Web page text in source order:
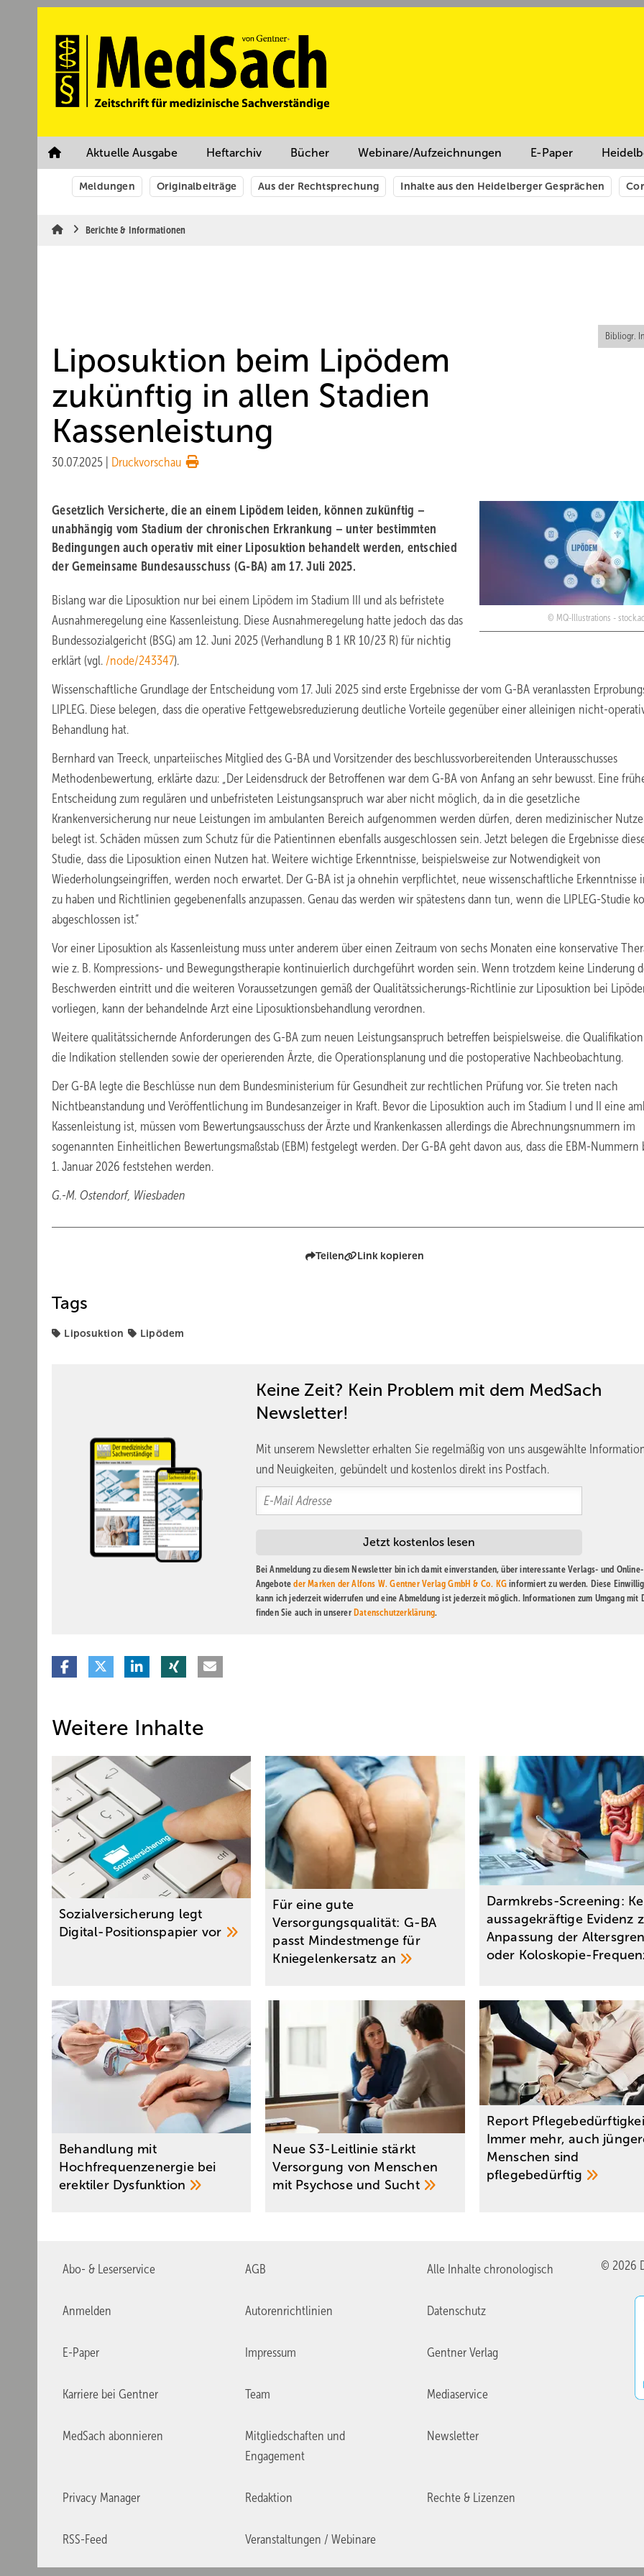
Aktuelle Ausgabe Heftarchiv Bücher Webinare/Aufzeichnungen E-Paper
Meldungen Originalbeiträge Aus der Rechtsprechung Inhalte aus den Heidelberger Gesprächen
Berichte & Informationen
Bibliogr.
Liposuktion beim Lipödem
zukünftig in allen Stadien
Kassenleistung
30.07.2025 Druckvorschau
MQ-Illustrations -
Gesetzlich Versicherte, die an einem Lipödem leiden, können zukünftig –
unabhängig vom Stadium der chronischen Erkrankung – unter bestimmten
Bedingungen auch operativ mit einer Liposuktion behandelt werden, entschied
der Gemeinsame Bundesausschuss (G-BA) am 17. Juli 2025.
Bislang war die Liposuktion nur bei einem Lipödem im Stadium III und als befristete
Ausnahmeregelung eine Kassenleistung. Diese Ausnahmeregelung hatte jedoch das das
Bundessozialgericht (BSG) am 12. Juni 2025 (Verhandlung B 1 KR 10/23 R) für nichtig
erklärt (vgl. /node/243347).
Wissenschaftliche Grundlage der Entscheidung vom 17. Juli 2025 sind erste Ergebnisse der vom G-BA veranlassten
LIPLEG. Diese belegen, dass die operative Fettgewebsreduzierung deutliche Vorteile gegenüber einer alleinigen nicht-
Behandlung hat.
Bernhard van Treeck, unparteiisches Mitglied des G-BA und Vorsitzender des beschlussvorbereitenden Unterausschusses
Methodenbewertung, erklärte dazu: „Der Leidensdruck der Betroffenen war dem G-BA von Anfang an sehr bewusst. Eine
Entscheidung zum regulären und unbefristeten Leistungsanspruch war aber nicht möglich, da in die gesetzliche
Krankenversicherung nur neue Leistungen im ambulanten Bereich aufgenommen werden dürfen, deren medizinischer
belegt ist. Schäden müssen zum Schutz für die Patientinnen ebenfalls ausgeschlossen sein. Jetzt belegen die Ergebnisse
Studie, dass die Liposuktion einen Nutzen hat. Weitere wichtige Erkenntnisse, beispielsweise zur Notwendigkeit von
Wiederholungseingriffen, werden noch erwartet. Der G-BA ist ja ohnehin verpflichtet, neue wissenschaftliche Erkenntnisse
zu haben und Richtlinien gegebenenfalls anzupassen. Genau das werden wir spätestens dann tun, wenn die LIPLEG-Studie
abgeschlossen ist.“
Vor einer Liposuktion als Kassenleistung muss unter anderem über einen Zeitraum von sechs Monaten eine konservative
wie z. B. Kompressions- und Bewegungstherapie kontinuierlich durchgeführt worden sein. Wenn trotzdem keine Linderung
Beschwerden eintritt und die weiteren Voraussetzungen gemäß der Qualitätssicherungs-Richtlinie zur Liposuktion bei
vorliegen, kann der behandelnde Arzt eine Liposuktionsbehandlung verordnen.
Weitere qualitätssichernde Anforderungen des G-BA zum neuen Leistungsanspruch betreffen beispielsweise. die
die Indikation stellenden sowie der operierenden Ärzte, die Operationsplanung und die postoperative Nachbeobachtung.
Der G-BA legte die Beschlüsse nun dem Bundesministerium für Gesundheit zur rechtlichen Prüfung vor. Sie treten nach
Nichtbeanstandung und Veröffentlichung im Bundesanzeiger in Kraft. Bevor die Liposuktion auch im Stadium I und II eine
Kassenleistung ist, müssen vom Bewertungsausschuss der Ärzte und Krankenkassen allerdings die Abrechnungsnummern im
sogenannten Einheitlichen Bewertungsmaßstab (EBM) festgelegt werden. Der G-BA geht davon aus, dass die EBM-Nummern
1. Januar 2026 feststehen werden.
G.-M. Ostendorf, Wiesbaden
Teilen Link kopieren
Tags
Liposuktion Lipödem
Keine Zeit? Kein Problem mit dem MedSach
Newsletter!
Mit unserem Newsletter erhalten Sie regelmäßig von uns ausgewählte
und Neuigkeiten, gebündelt und kostenlos direkt ins Postfach.
Bei Anmeldung zu diesem Newsletter bin ich damit einverstanden, über interessante Verlags- und Online-
Angeboteder Marken der Alfons W. Gentner Verlag GmbH & Co. KG informiert zu werden. Diese
kann ich jederzeit widerrufen und eine Abmeldung ist jederzeit möglich. Informationen zum Umgang mit
finden Sie auch in unserer Datenschutzerklärung.
Weitere Inhalte
Sozialversicherung legt
Digital-Positionspapier vor
Für eine gute
Versorgungsqualität: G-BA
passt Mindestmenge für
Kniegelenkersatz an
Darmkrebs-Screening:
aussagekräftige Evidenz
Anpassung der
oder Koloskopie-
Behandlung mit
Hochfrequenzenergie bei
erektiler Dysfunktion
Neue S3-Leitlinie stärkt
Versorgung von Menschen
mit Psychose und Sucht
Report
Immer mehr, auch
Menschen sind
pflegebedürftig
Abo- & Leserservice AGB Alle Inhalte chronologisch
Anmelden Autorenrichtlinien Datenschutz
E-Paper Impressum Gentner Verlag
Karriere bei Gentner Team Mediaservice
MedSach abonnieren
Mitgliedschaften und
Engagement
Newsletter
Privacy Manager Redaktion Rechte & Lizenzen
RSS-Feed Veranstaltungen / Webinare
© 2026